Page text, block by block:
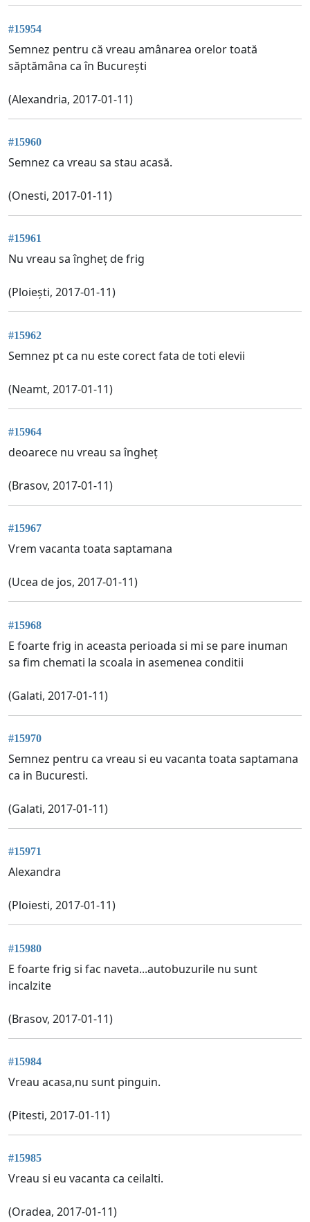
#15954
Semnez pentru că vreau amânarea orelor toată
săptămâna ca în București
(Alexandria, 2017-01-11)
#15960
Semnez ca vreau sa stau acasă.
(Onesti, 2017-01-11)
#15961
Nu vreau sa îngheț de frig
(Ploiești, 2017-01-11)
#15962
Semnez pt ca nu este corect fata de toti elevii
(Neamt, 2017-01-11)
#15964
deoarece nu vreau sa îngheț
(Brasov, 2017-01-11)
#15967
Vrem vacanta toata saptamana
(Ucea de jos, 2017-01-11)
#15968
E foarte frig in aceasta perioada si mi se pare inuman
sa fim chemati la scoala in asemenea conditii
(Galati, 2017-01-11)
#15970
Semnez pentru ca vreau si eu vacanta toata saptamana
ca in Bucuresti.
(Galati, 2017-01-11)
#15971
Alexandra
(Ploiesti, 2017-01-11)
#15980
E foarte frig si fac naveta...autobuzurile nu sunt
incalzite
(Brasov, 2017-01-11)
#15984
Vreau acasa,nu sunt pinguin.
(Pitesti, 2017-01-11)
#15985
Vreau si eu vacanta ca ceilalti.
(Oradea, 2017-01-11)